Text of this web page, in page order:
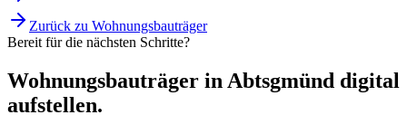
Zurück zu Wohnungsbauträger
Bereit für die nächsten Schritte?
Wohnungsbauträger in Abtsgmünd digital
aufstellen.